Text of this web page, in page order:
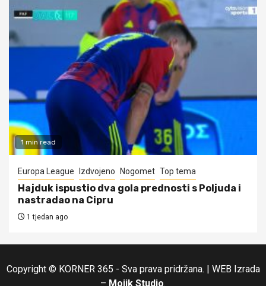
1 min read
Europa League Izdvojeno Nogomet Top tema
Hajduk ispustio dva gola prednosti s Poljuda i
nastradao na Cipru
1 tjedan ago
Copyright © KORNER 365 - Sva prava pridržana. | WEB Izrada
– Mojik Studio.